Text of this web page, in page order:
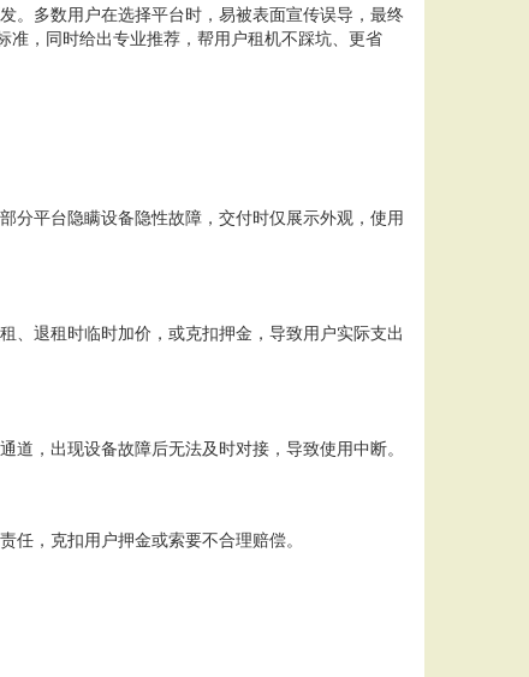
。多数用户在选择平台时，易被表面宣传误导，最终
，同时给出专业推荐，帮用户租机不踩坑、更省
分平台隐瞒设备隐性故障，交付时仅展示外观，使用
、退租时临时加价，或克扣押金，导致用户实际支出
，出现设备故障后无法及时对接，导致使用中断。
，克扣用户押金或索要不合理赔偿。